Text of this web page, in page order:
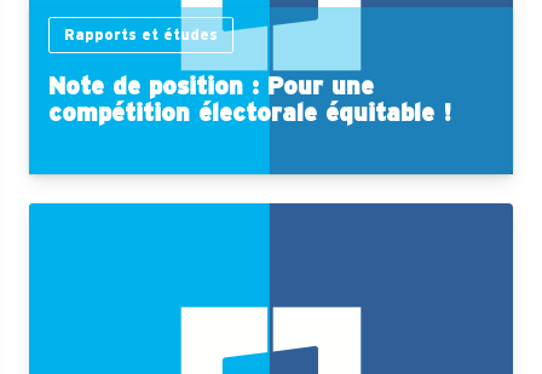
Rapports et études
Note de position : Pour une
compétition électorale équitable !